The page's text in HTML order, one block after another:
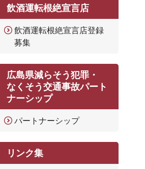
飲酒運転根絶宣言店
飲酒運転根絶宣言店登録
募集
広島県減らそう犯罪・
なくそう交通事故パート
ナーシップ
パートナーシップ
リンク集